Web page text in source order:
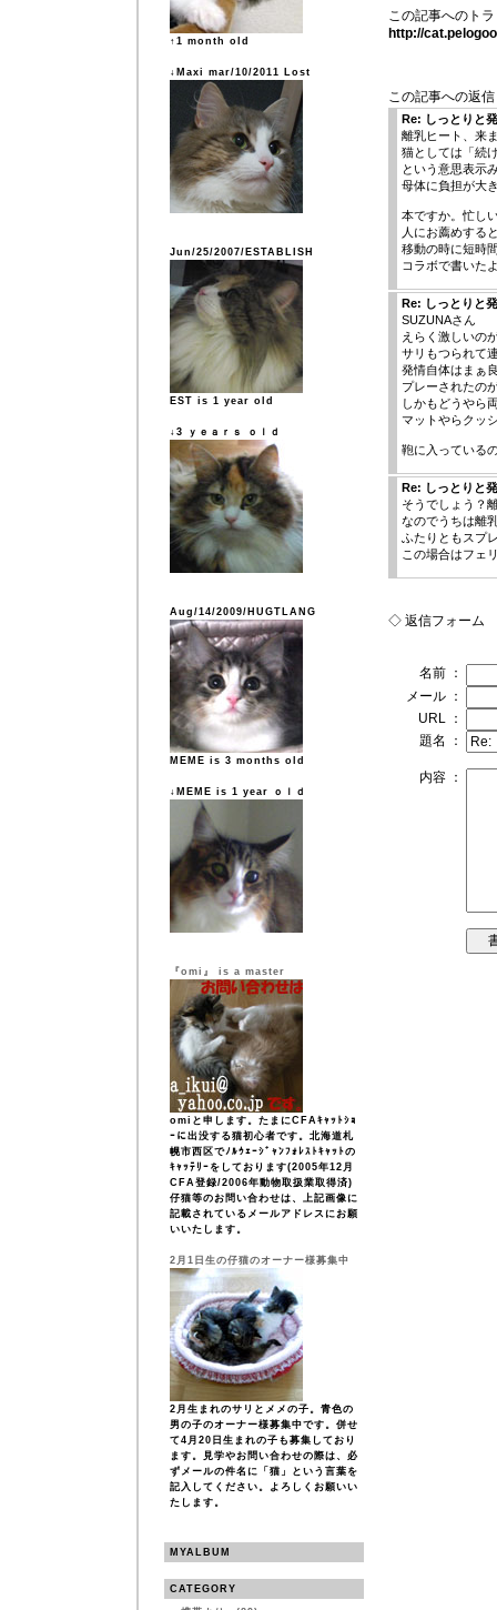
↑1 month old
↓Maxi mar/10/2011 Lost
Jun/25/2007/ESTABLISH
EST is 1 year old
↓3 ｙｅａｒｓ ｏｌｄ
Aug/14/2009/HUGTLANG
MEME is 3 months old
↓MEME is 1 year ｏｌｄ
『omi』 is a master
omiと申します。たまにCFAｷｬｯﾄｼｮ
ｰに出没する猫初心者です。北海道札
幌市西区でﾉﾙｳｪｰｼﾞｬﾝﾌｫﾚｽﾄｷｬｯﾄの
ｷｬｯﾃﾘｰをしております(2005年12月
CFA登録/2006年動物取扱業取得済)
仔猫等のお問い合わせは、上記画像に
記載されているメールアドレスにお願
いいたします。
2月1日生の仔猫のオーナー様募集中
2月生まれのサリとメメの子。青色の
男の子のオーナー様募集中です。併せ
て4月20日生まれの子も募集しており
ます。見学やお問い合わせの際は、必
ずメールの件名に「猫」という言葉を
記入してください。よろしくお願いい
たします。
MYALBUM
CATEGORY
この記事へのト
http://
この記事への返信
Re: しっとりと
離乳ヒート、来
猫としては「続
という意思表示
母体に負担が大
本ですか。忙し
人にお薦めする
移動の時に短時
コラボで書いた
Re: しっとりと
SUZUNAさん
えらく激しいの
サリもつられて
発情自体はまぁ
プレーされたの
しかもどうやら
マットやらクッ
鞄に入っている
Re: しっとりと
そうでしょう？
なのでうちは離
ふたりともスプ
この場合はフェ
◇ 返信フォーム
名前 ：
メール ：
URL ：
題名 ：
内容 ：